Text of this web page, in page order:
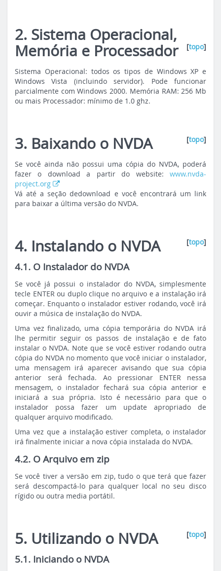
2. Sistema Operacional,
Memória e Processador
[topo]
Sistema Operacional: todos os tipos de Windows XP e
Windows Vista (incluindo servidor). Pode funcionar
parcialmente com Windows 2000. Memória RAM: 256 Mb
ou mais Processador: mínimo de 1.0 ghz.
3. Baixando o NVDA [topo]
Se você ainda não possui uma cópia do NVDA, poderá
fazer o download a partir do website: www.nvda-
project.org
Vá até a seção dedownload e você encontrará um link
para baixar a última versão do NVDA.
4. Instalando o NVDA [topo]
4.1. O Instalador do NVDA
Se você já possui o instalador do NVDA, simplesmente
tecle ENTER ou duplo clique no arquivo e a instalação irá
começar. Enquanto o instalador estiver rodando, você irá
ouvir a música de instalação do NVDA.
Uma vez finalizado, uma cópia temporária do NVDA irá
lhe permitir seguir os passos de instalação e de fato
instalar o NVDA. Note que se você estiver rodando outra
cópia do NVDA no momento que você iniciar o instalador,
uma mensagem irá aparecer avisando que sua cópia
anterior será fechada. Ao pressionar ENTER nessa
mensagem, o instalador fechará sua cópia anterior e
iniciará a sua própria. Isto é necessário para que o
instalador possa fazer um update apropriado de
qualquer arquivo modificado.
Uma vez que a instalação estiver completa, o instalador
irá finalmente iniciar a nova cópia instalada do NVDA.
4.2. O Arquivo em zip
Se você tiver a versão em zip, tudo o que terá que fazer
será descompactá-lo para qualquer local no seu disco
rígido ou outra media portátil.
5. Utilizando o NVDA [topo]
5.1. Iniciando o NVDA